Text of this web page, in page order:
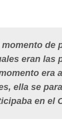
eran las
era
ella se
en el